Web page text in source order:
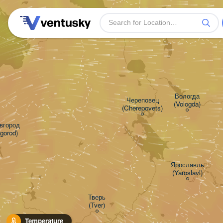
Temperature
Ярославль
(Yaroslavl)
Череповец
(Cherepovets)
Тверь
(Tver)
Вологда
(Vologda)